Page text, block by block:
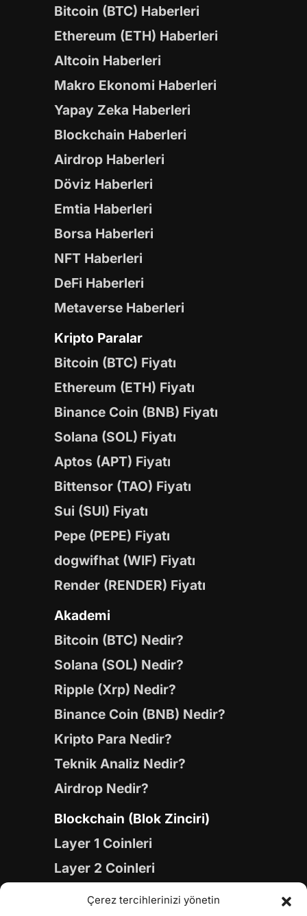
Çerez tercihlerinizi yönetin
Bitcoin (BTC) Haberleri
Ethereum (ETH) Haberleri
Altcoin Haberleri
Makro Ekonomi Haberleri
Yapay Zeka Haberleri
Blockchain Haberleri
Airdrop Haberleri
Döviz Haberleri
Emtia Haberleri
Borsa Haberleri
NFT Haberleri
DeFi Haberleri
Metaverse Haberleri
Kripto Paralar
Bitcoin (BTC) Fiyatı
Ethereum (ETH) Fiyatı
Binance Coin (BNB) Fiyatı
Solana (SOL) Fiyatı
Aptos (APT) Fiyatı
Bittensor (TAO) Fiyatı
Sui (SUI) Fiyatı
Pepe (PEPE) Fiyatı
dogwifhat (WIF) Fiyatı
Render (RENDER) Fiyatı
Akademi
Bitcoin (BTC) Nedir?
Solana (SOL) Nedir?
Ripple (Xrp) Nedir?
Binance Coin (BNB) Nedir?
Kripto Para Nedir?
Teknik Analiz Nedir?
Airdrop Nedir?
Blockchain (Blok Zinciri)
Layer 1 Coinleri
Layer 2 Coinleri
Yapay Zeka (AI) Coinleri